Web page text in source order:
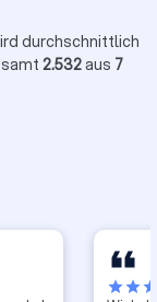
durchschnittlich
2.532aus 7
starstar